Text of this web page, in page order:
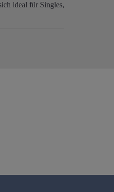
ideal für Singles,